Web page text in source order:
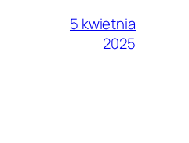
5 kwietnia
2025